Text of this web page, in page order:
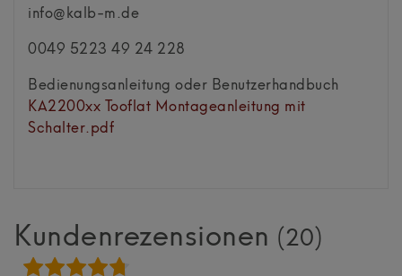
info@kalb-m.de
0049 5223 49 24 228
Bedienungsanleitung oder Benutzerhandbuch
KA2200xx Tooflat Montageanleitung mit
Schalter.pdf
Kundenrezensionen (20)